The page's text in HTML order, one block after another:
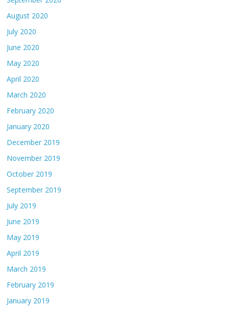
August 2020
July 2020
June 2020
May 2020
April 2020
March 2020
February 2020
January 2020
December 2019
November 2019
October 2019
September 2019
July 2019
June 2019
May 2019
April 2019
March 2019
February 2019
January 2019